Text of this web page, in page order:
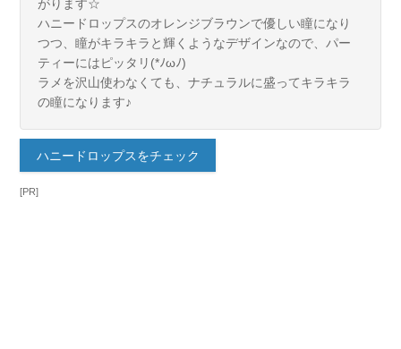
がります☆
ハニードロップスのオレンジブラウンで優しい瞳になり
つつ、瞳がキラキラと輝くようなデザインなので、パー
ティーにはピッタリ(*ﾉωﾉ)
ラメを沢山使わなくても、ナチュラルに盛ってキラキラ
の瞳になります♪
ハニードロップスをチェック
[PR]